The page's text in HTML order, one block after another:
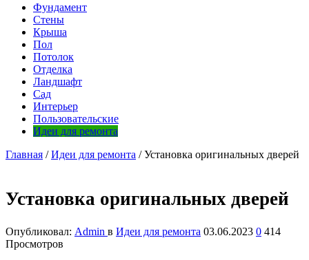
Фундамент
Стены
Крыша
Пол
Потолок
Отделка
Ландшафт
Сад
Интерьер
Пользовательские
Идеи для ремонта
Главная / Идеи для ремонта / Установка оригинальных дверей
Установка оригинальных дверей
Опубликовал: Admin в Идеи для ремонта 03.06.2023 0 414
Просмотров